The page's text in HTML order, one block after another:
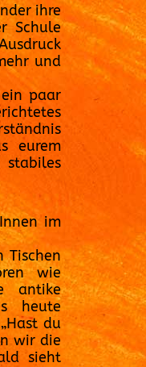
ihre
Schule
und
paar
eurem
im
Tischen
wie
antike
heute
du
wir die
sieht